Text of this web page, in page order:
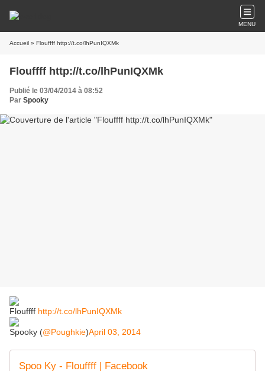
MENU
Accueil » Flouffff http://t.co/lhPunIQXMk
Flouffff http://t.co/lhPunIQXMk
Publié le 03/04/2014 à 08:52
Par Spooky
Flouffff http://t.co/lhPunIQXMk
Spooky (@Poughkie)April 03, 2014
Spoo Ky - Flouffff | Facebook